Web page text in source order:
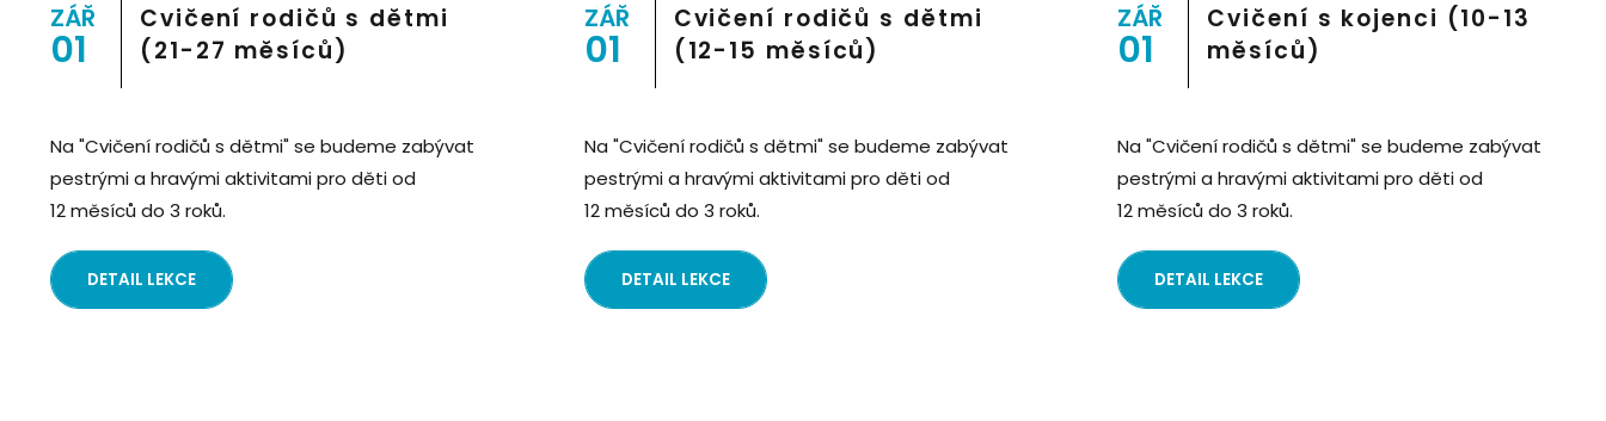
ZÁŘ
01
Cvičení rodičů s dětmi
(21-27 měsíců)
Na "Cvičení rodičů s dětmi" se budeme zabývat
pestrými a hravými aktivitami pro děti od
12 měsíců do 3 roků.
DETAIL LEKCE
ZÁŘ
01
Cvičení rodičů s dětmi
(12-15 měsíců)
Na "Cvičení rodičů s dětmi" se budeme zabývat
pestrými a hravými aktivitami pro děti od
12 měsíců do 3 roků.
DETAIL LEKCE
ZÁŘ
01
Cvičení s kojenci (10-13
měsíců)
Na "Cvičení rodičů s dětmi" se budeme zabývat
pestrými a hravými aktivitami pro děti od
12 měsíců do 3 roků.
DETAIL LEKCE